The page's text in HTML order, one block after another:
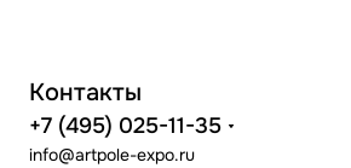
Контакты
+7 (495) 025-11-35
info@artpole-expo.ru